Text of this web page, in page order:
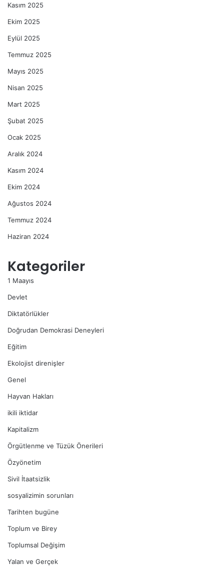
Kasım 2025
Ekim 2025
Eylül 2025
Temmuz 2025
Mayıs 2025
Nisan 2025
Mart 2025
Şubat 2025
Ocak 2025
Aralık 2024
Kasım 2024
Ekim 2024
Ağustos 2024
Temmuz 2024
Haziran 2024
Kategoriler
1 Maayıs
Devlet
Diktatörlükler
Doğrudan Demokrasi Deneyleri
Eğitim
Ekolojist direnişler
Genel
Hayvan Hakları
ikili iktidar
Kapitalizm
Örgütlenme ve Tüzük Önerileri
Özyönetim
Sivil İtaatsizlik
sosyalizimin sorunları
Tarihten bugüne
Toplum ve Birey
Toplumsal Değişim
Yalan ve Gerçek